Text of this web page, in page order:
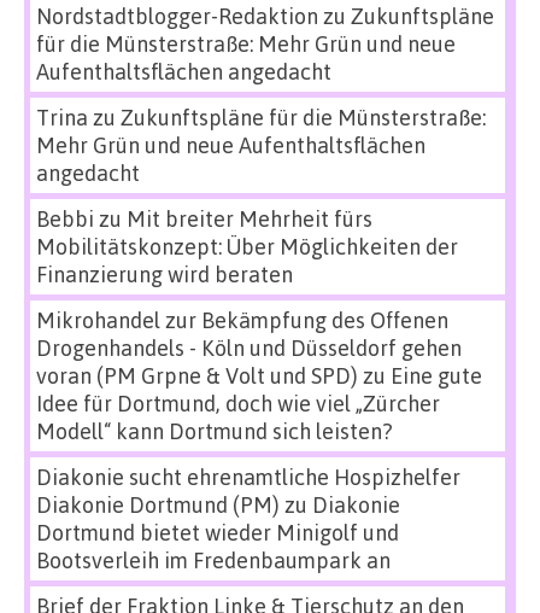
Nordstadtblogger-Redaktion zu Zukunftspläne
für die Münsterstraße: Mehr Grün und neue
Aufenthaltsflächen angedacht
Trina zu Zukunftspläne für die Münsterstraße:
Mehr Grün und neue Aufenthaltsflächen
angedacht
Bebbi zu Mit breiter Mehrheit fürs
Mobilitätskonzept: Über Möglichkeiten der
Finanzierung wird beraten
Mikrohandel zur Bekämpfung des Offenen
Drogenhandels - Köln und Düsseldorf gehen
voran (PM Grpne & Volt und SPD) zu Eine gute
Idee für Dortmund, doch wie viel „Zürcher
Modell“ kann Dortmund sich leisten?
Diakonie sucht ehrenamtliche Hospizhelfer
Diakonie Dortmund (PM) zu Diakonie
Dortmund bietet wieder Minigolf und
Bootsverleih im Fredenbaumpark an
Brief der Fraktion Linke & Tierschutz an den